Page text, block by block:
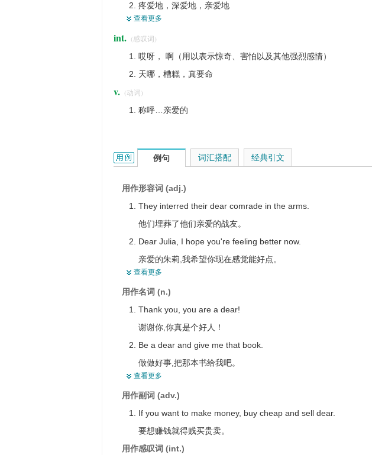
亲人
温情脉脉的人，令人感激的人
疼爱地，深爱地，亲爱地
热爱地
查看更多
int. (感叹词)
哎呀， 啊（用以表示惊奇、害怕以及其他强烈感情）
天哪，槽糕，真要命
v. (动词)
称呼…亲爱的
dear的用法和样例：
例句
用作形容词 (adj.)
They interred their dear comrade in the arms.
他们埋葬了他们亲爱的战友。
Dear Julia, I hope you're feeling better now.
亲爱的朱莉,我希望你现在感觉能好点。
Dear young ladies--I am deeply touched by your remembrance.
亲爱的姑娘们，你们的纪念品使我深受感动。
He lost everything that was dear to him.
他所珍贵的一切都损失了。
The comfort of others was dear to me.
我珍视别人的幸福。
她的女儿是她心爱的宝贝。
A dear ship stands long in the haven.
一只贵重的船在港口停留很久。
查看更多
用作名词 (n.)
Thank you, you are a dear!
谢谢你,你真是个好人！
Be a dear and give me that book.
做做好事,把那本书给我吧。
Yes, dear, I will write to mother.
是的,亲爱的,我要给妈妈写信。
Don't cry, my dear, you are going to be Ok.
别哭了，亲爱的，你会好起来的。
Dear, go to bed. You're slumbering.
查看更多
用作副词 (adv.)
If you want to make money, buy cheap and sell dear.
要想赚钱就得贱买贵卖。
用作感叹词 (int.)
词汇搭配 经典引文